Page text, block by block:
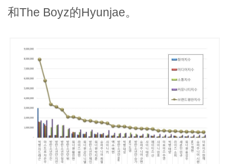
和The Boyz的Hyunjae。